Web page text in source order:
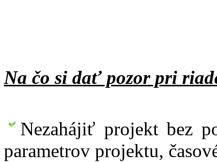
Na čo si dať pozor pri
Nezahájiť projekt bez
parametrov projektu,